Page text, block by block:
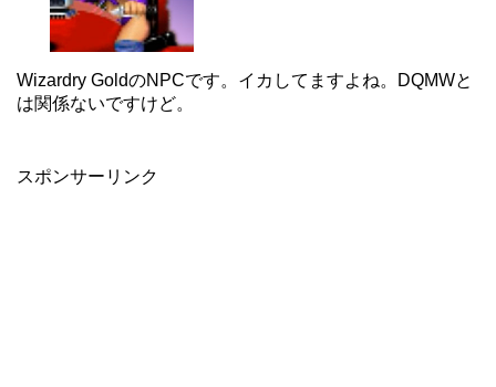
Wizardry GoldのNPCです。イカしてますよね。DQMWと
は関係ないですけど。
スポンサーリンク